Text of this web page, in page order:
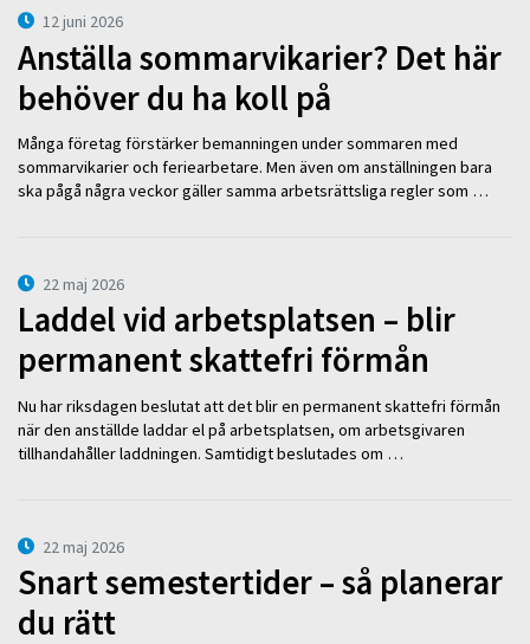
12 juni 2026
Anställa sommarvikarier? Det här
behöver du ha koll på
Många företag förstärker bemanningen under sommaren med
sommarvikarier och feriearbetare. Men även om anställningen bara
ska pågå några veckor gäller samma arbetsrättsliga regler som …
22 maj 2026
Laddel vid arbetsplatsen – blir
permanent skattefri förmån
Nu har riksdagen beslutat att det blir en permanent skattefri förmån
när den anställde laddar el på arbetsplatsen, om arbetsgivaren
tillhandahåller laddningen. Samtidigt beslutades om …
22 maj 2026
Snart semestertider – så planerar
du rätt